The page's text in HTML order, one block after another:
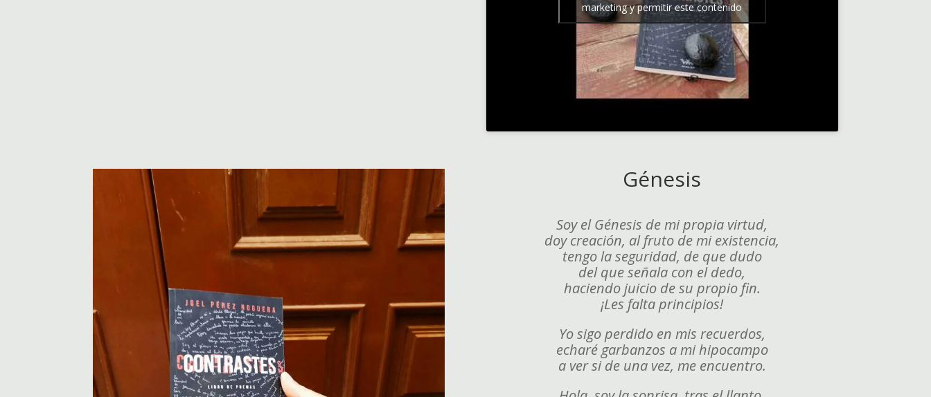
marketing y permitir este contenido
Génesis
Soy el Génesis de mi propia virtud,
doy creación, al fruto de mi existencia,
tengo la seguridad, de que dudo
del que señala con el dedo,
haciendo juicio de su propio fin.
¡Les falta principios!
Yo sigo perdido en mis recuerdos,
echaré garbanzos a mi hipocampo
a ver si de una vez, me encuentro.